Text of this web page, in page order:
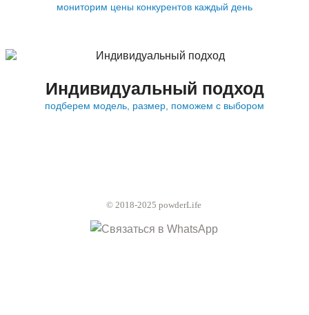
мониторим цены конкурентов каждый день
Индивидуальный подход
подберем модель, размер, поможем с выбором
© 2018-2025 powderLife